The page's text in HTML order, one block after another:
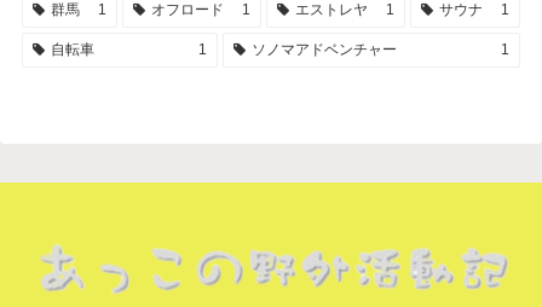
群馬 1 オフロード 1 エストレヤ 1 サウナ 1
自転車 1 ソノマアドベンチャー 1